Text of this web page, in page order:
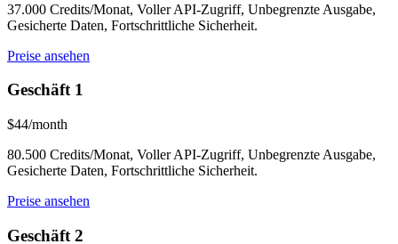
37.000 Credits/Monat, Voller API-Zugriff, Unbegrenzte Ausgabe,
Gesicherte Daten, Fortschrittliche Sicherheit.
Preise ansehen
Geschäft 1
$44/month
80.500 Credits/Monat, Voller API-Zugriff, Unbegrenzte Ausgabe,
Gesicherte Daten, Fortschrittliche Sicherheit.
Preise ansehen
Geschäft 2